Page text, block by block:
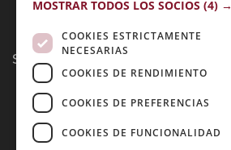
Síguenos:
MOSTRAR TODOS LOS SOCIOS (4) →
COOKIES ESTRICTAMENTE
NECESARIAS
COOKIES DE RENDIMIENTO
COOKIES DE PREFERENCIAS
COOKIES DE FUNCIONALIDAD